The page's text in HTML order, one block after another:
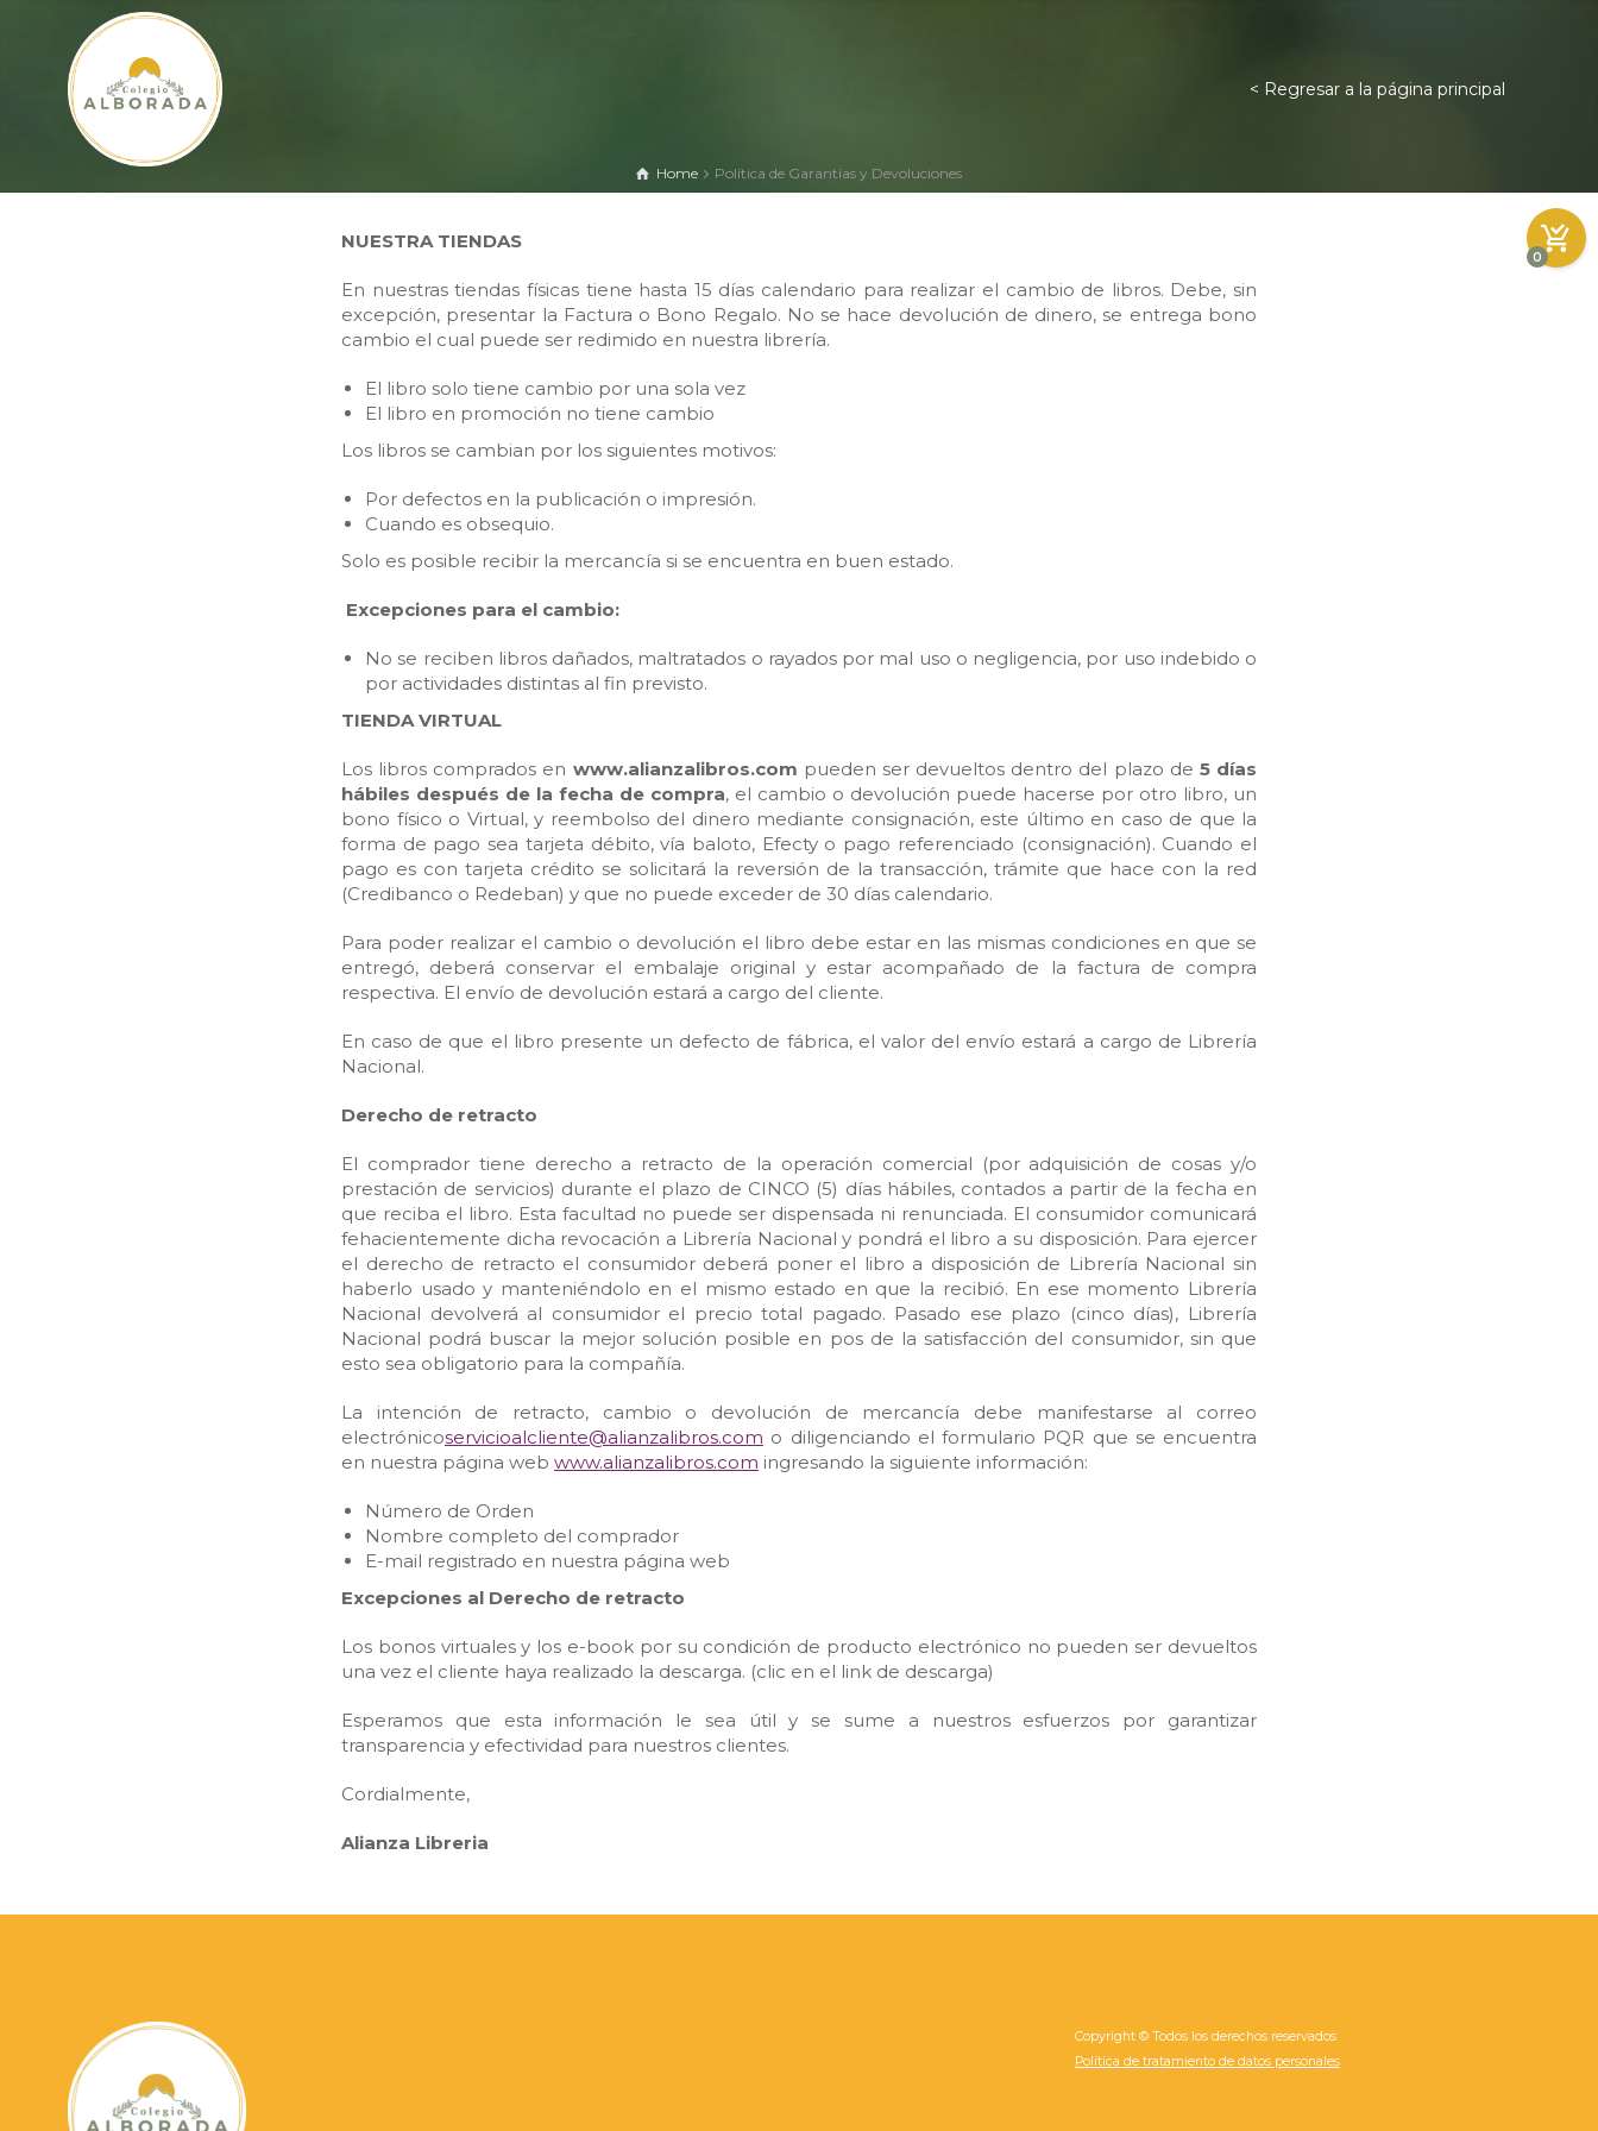
< Regresar a la página principal
Home Política de Garantías y Devoluciones
NUESTRA TIENDAS
En nuestras tiendas físicas tiene hasta 15 días calendario para realizar el cambio de libros. Debe, sin
excepción, presentar la Factura o Bono Regalo. No se hace devolución de dinero, se entrega bono
cambio el cual puede ser redimido en nuestra librería.
El libro solo tiene cambio por una sola vez
El libro en promoción no tiene cambio
Los libros se cambian por los siguientes motivos:
Por defectos en la publicación o impresión.
Cuando es obsequio.
Solo es posible recibir la mercancía si se encuentra en buen estado.
Excepciones para el cambio:
No se reciben libros dañados, maltratados o rayados por mal uso o negligencia, por uso indebido o
por actividades distintas al fin previsto.
TIENDA VIRTUAL
Los libros comprados en www.alianzalibros.com pueden ser devueltos dentro del plazo de 5 días
hábiles después de la fecha de compra, el cambio o devolución puede hacerse por otro libro, un
bono físico o Virtual, y reembolso del dinero mediante consignación, este último en caso de que la
forma de pago sea tarjeta débito, vía baloto, Efecty o pago referenciado (consignación). Cuando el
pago es con tarjeta crédito se solicitará la reversión de la transacción, trámite que hace con la red
(Credibanco o Redeban) y que no puede exceder de 30 días calendario.
Para poder realizar el cambio o devolución el libro debe estar en las mismas condiciones en que se
entregó, deberá conservar el embalaje original y estar acompañado de la factura de compra
respectiva. El envío de devolución estará a cargo del cliente.
En caso de que el libro presente un defecto de fábrica, el valor del envío estará a cargo de Librería
Nacional.
Derecho de retracto
El comprador tiene derecho a retracto de la operación comercial (por adquisición de cosas y/o
prestación de servicios) durante el plazo de CINCO (5) días hábiles, contados a partir de la fecha en
que reciba el libro. Esta facultad no puede ser dispensada ni renunciada. El consumidor comunicará
fehacientemente dicha revocación a Librería Nacional y pondrá el libro a su disposición. Para ejercer
el derecho de retracto el consumidor deberá poner el libro a disposición de Librería Nacional sin
haberlo usado y manteniéndolo en el mismo estado en que la recibió. En ese momento Librería
Nacional devolverá al consumidor el precio total pagado. Pasado ese plazo (cinco días), Librería
Nacional podrá buscar la mejor solución posible en pos de la satisfacción del consumidor, sin que
esto sea obligatorio para la compañía.
La intención de retracto, cambio o devolución de mercancía debe manifestarse al correo
electrónicoservicioalcliente@alianzalibros.com o diligenciando el formulario PQR que se encuentra
en nuestra página web www.alianzalibros.com ingresando la siguiente información:
Número de Orden
Nombre completo del comprador
E-mail registrado en nuestra página web
Excepciones al Derecho de retracto
Los bonos virtuales y los e-book por su condición de producto electrónico no pueden ser devueltos
una vez el cliente haya realizado la descarga. (clic en el link de descarga)
Esperamos que esta información le sea útil y se sume a nuestros esfuerzos por garantizar
transparencia y efectividad para nuestros clientes.
Cordialmente,
Alianza Libreria
Copyright © Todos los derechos reservados
Política de tratamiento de datos personales
0